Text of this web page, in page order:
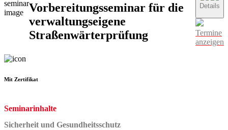
Vorbereitungsseminar für die
verwaltungseigene
Straßenwärterprüfung
Details
Termine
anzeigen
Mit Zertifikat
Seminarinhalte
Sicherheit und Gesundheitsschutz